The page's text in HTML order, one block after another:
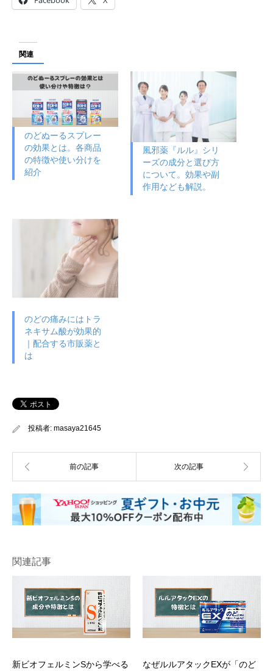
関連
のどぬーるスプレー
の効果とは。各商品
の特徴や使い分けを
紹介
風邪薬『ルル』シリ
ーズの成分と選び方
について。効果や副
作用なども解説。
のどの痛みにはトラ
ネキサム酸が効果的
｜配合する市販薬と
は
投稿者: masaya21645
関連記事
新ビオフェルミンSから学べる
なぜルルアタックEXが「のど